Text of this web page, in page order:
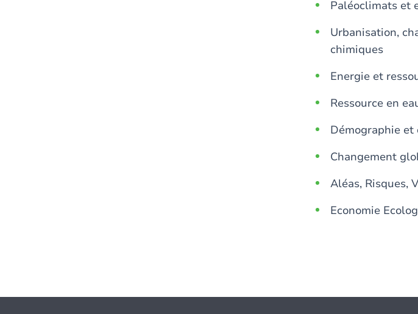
Paléoclimats et
Urbanisation,
chimiques
Energie et
Ressource en
Démographie
Changement
Aléas, Risques,
Economie